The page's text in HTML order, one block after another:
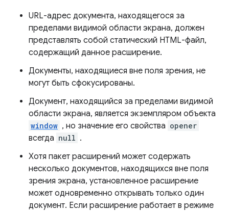
URL-адрес документа, находящегося за
пределами видимой области экрана, должен
представлять собой статический HTML-файл,
содержащий данное расширение.
Документы, находящиеся вне поля зрения, не
могут быть сфокусированы.
Документ, находящийся за пределами видимой
области экрана, является экземпляром объекта
window , но значение его свойства opener
всегда null .
Хотя пакет расширений может содержать
несколько документов, находящихся вне поля
зрения экрана, установленное расширение
может одновременно открывать только один
документ. Если расширение работает в режиме